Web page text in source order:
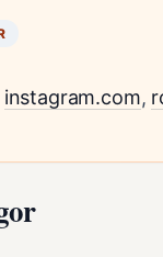
instagram.com,